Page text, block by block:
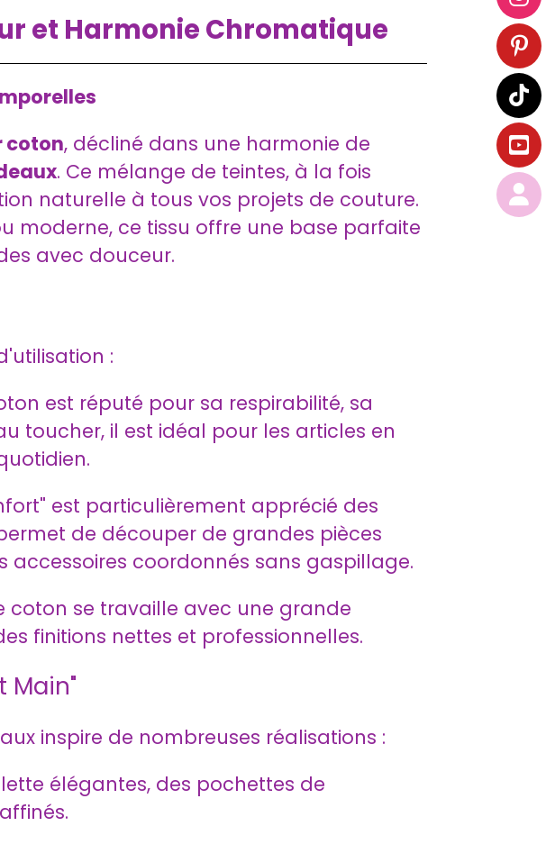
et Harmonie Chromatique
coton, décliné dans une harmonie de
. Ce mélange de teintes, à la fois
naturelle à tous vos projets de couture.
moderne, ce tissu offre une base parfaite
avec douceur.
:
est réputé pour sa respirabilité, sa
toucher, il est idéal pour les articles en
est particulièrement apprécié des
de découper de grandes pièces
coordonnés sans gaspillage.
coton se travaille avec une grande
finitions nettes et professionnelles.
Main"
inspire de nombreuses réalisations :
élégantes, des pochettes de